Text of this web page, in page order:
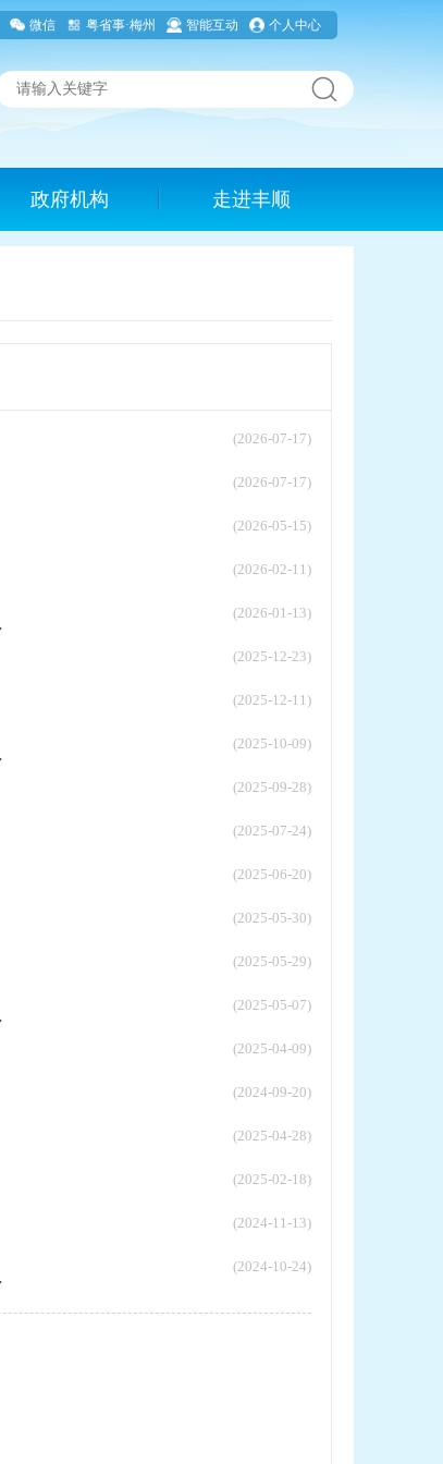
微信 粤省事·梅州 智能互动 个人中心
政府机构 走进丰顺
(2026-07-17)
(2026-07-17)
(2026-05-15)
(2026-02-11)
(2026-01-13)
(2025-12-23)
(2025-12-11)
(2025-10-09)
(2025-09-28)
(2025-07-24)
(2025-06-20)
(2025-05-30)
(2025-05-29)
(2025-05-07)
(2025-04-09)
(2024-09-20)
(2025-04-28)
(2025-02-18)
(2024-11-13)
(2024-10-24)